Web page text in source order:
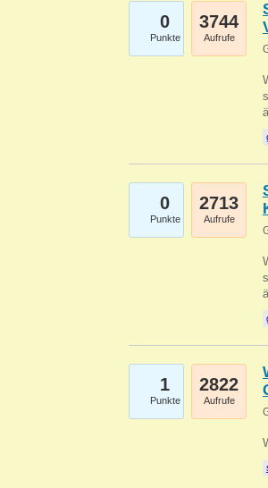
0
Punkte
3744
Aufrufe
0
Punkte
2713
Aufrufe
1
Punkte
2822
Aufrufe